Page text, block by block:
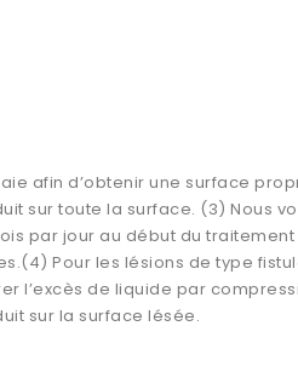
afin d’obtenir une surface
sur toute la surface. (3) Nous
par jour au début du traitement
Pour les lésions de type
l’excès de liquide par
sur la surface lésée.